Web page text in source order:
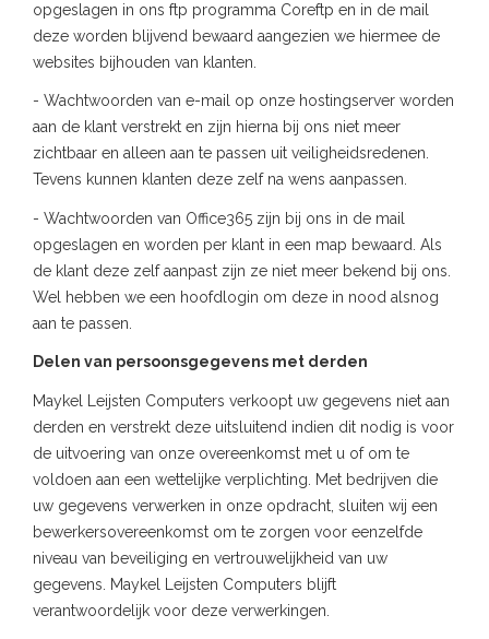
opgeslagen in ons ftp programma Coreftp en in de mail
deze worden blijvend bewaard aangezien we hiermee de
websites bijhouden van klanten.
- Wachtwoorden van e-mail op onze hostingserver worden
aan de klant verstrekt en zijn hierna bij ons niet meer
zichtbaar en alleen aan te passen uit veiligheidsredenen.
Tevens kunnen klanten deze zelf na wens aanpassen.
- Wachtwoorden van Office365 zijn bij ons in de mail
opgeslagen en worden per klant in een map bewaard. Als
de klant deze zelf aanpast zijn ze niet meer bekend bij ons.
Wel hebben we een hoofdlogin om deze in nood alsnog
aan te passen.
Delen van persoonsgegevens met derden
Maykel Leijsten Computers verkoopt uw gegevens niet aan
derden en verstrekt deze uitsluitend indien dit nodig is voor
de uitvoering van onze overeenkomst met u of om te
voldoen aan een wettelijke verplichting. Met bedrijven die
uw gegevens verwerken in onze opdracht, sluiten wij een
bewerkersovereenkomst om te zorgen voor eenzelfde
niveau van beveiliging en vertrouwelijkheid van uw
gegevens. Maykel Leijsten Computers blijft
verantwoordelijk voor deze verwerkingen.